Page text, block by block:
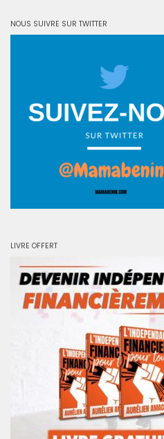
NOUS SUIVRE SUR TWITTER
LIVRE OFFERT